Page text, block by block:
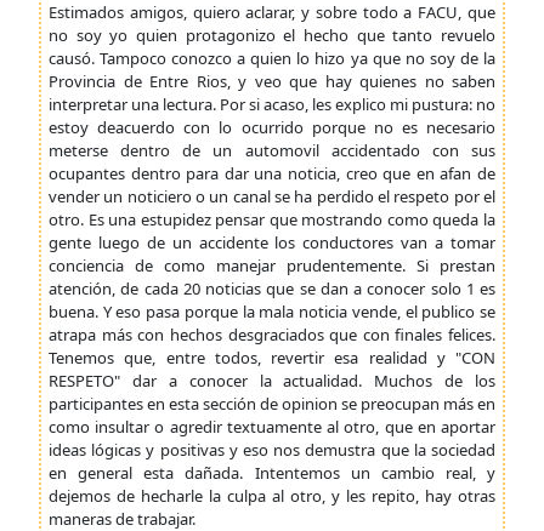
Estimados amigos, quiero aclarar, y sobre todo a FACU, que
no soy yo quien protagonizo el hecho que tanto revuelo
causó. Tampoco conozco a quien lo hizo ya que no soy de la
Provincia de Entre Rios, y veo que hay quienes no saben
interpretar una lectura. Por si acaso, les explico mi pustura: no
estoy deacuerdo con lo ocurrido porque no es necesario
meterse dentro de un automovil accidentado con sus
ocupantes dentro para dar una noticia, creo que en afan de
vender un noticiero o un canal se ha perdido el respeto por el
otro. Es una estupidez pensar que mostrando como queda la
gente luego de un accidente los conductores van a tomar
conciencia de como manejar prudentemente. Si prestan
atención, de cada 20 noticias que se dan a conocer solo 1 es
buena. Y eso pasa porque la mala noticia vende, el publico se
atrapa más con hechos desgraciados que con finales felices.
Tenemos que, entre todos, revertir esa realidad y "CON
RESPETO" dar a conocer la actualidad. Muchos de los
participantes en esta sección de opinion se preocupan más en
como insultar o agredir textuamente al otro, que en aportar
ideas lógicas y positivas y eso nos demustra que la sociedad
en general esta dañada. Intentemos un cambio real, y
dejemos de hecharle la culpa al otro, y les repito, hay otras
maneras de trabajar.